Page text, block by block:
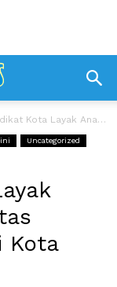
Anak di Tengah Realitas Perlindungan Anak di Kota...
Uncategorized
Kota